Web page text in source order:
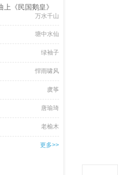
上《民国鹅皇》
万水千山
塘中水仙
绿袖子
悍雨啸风
虞筝
唐瑜琦
老榆木
更多>>